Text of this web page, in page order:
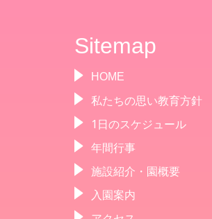
Sitemap
HOME
私たちの思い教育方針
1日のスケジュール
年間行事
施設紹介・園概要
入園案内